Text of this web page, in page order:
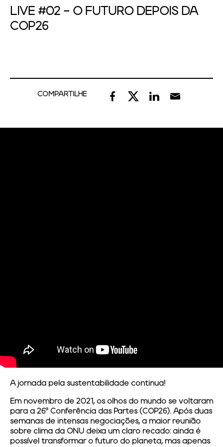
LIVE #02 - O FUTURO DEPOIS DA
COP26
COMPARTILHE
A jornada pela sustentabilidade continua!
Em novembro de 2021, os olhos do mundo se voltaram
para a 26ª Conferência das Partes (COP26). Após duas
semanas de intensas negociações, a maior reunião
sobre clima da ONU deixa um claro recado: ainda é
possível transformar o futuro do planeta, mas apenas